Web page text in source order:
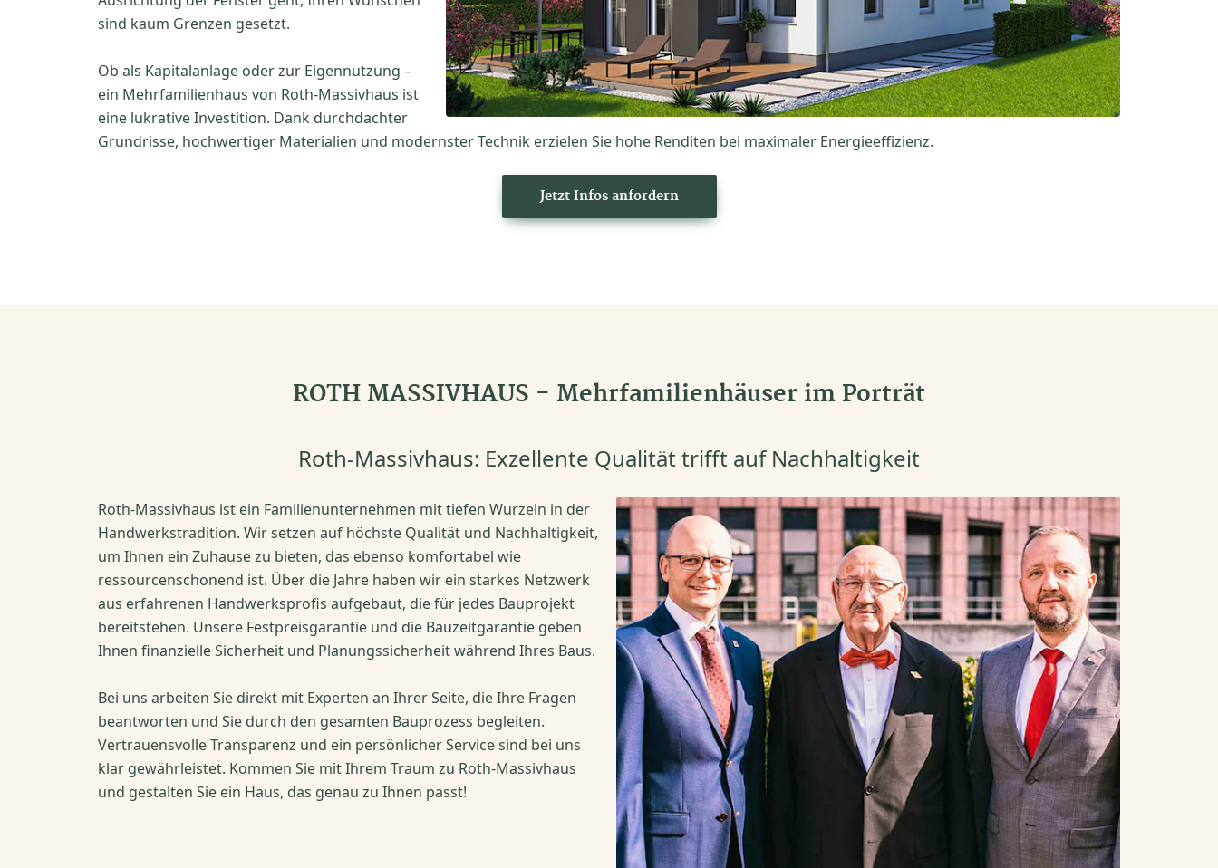
sind kaum Grenzen gesetzt.
Ob als Kapitalanlage oder zur Eigennutzung –
ein Mehrfamilienhaus von Roth-Massivhaus ist
eine lukrative Investition. Dank durchdachter
Grundrisse, hochwertiger Materialien und modernster Technik erzielen Sie hohe Renditen bei maximaler Energieeffizienz.
Jetzt Infos anfordern
ROTH MASSIVHAUS - Mehrfamilienhäuser im Porträt
Roth-Massivhaus: Exzellente Qualität trifft auf Nachhaltigkeit
Roth-Massivhaus ist ein Familienunternehmen mit tiefen Wurzeln in der
Handwerkstradition. Wir setzen auf höchste Qualität und Nachhaltigkeit,
um Ihnen ein Zuhause zu bieten, das ebenso komfortabel wie
ressourcenschonend ist. Über die Jahre haben wir ein starkes Netzwerk
aus erfahrenen Handwerksprofis aufgebaut, die für jedes Bauprojekt
bereitstehen. Unsere Festpreisgarantie und die Bauzeitgarantie geben
Ihnen finanzielle Sicherheit und Planungssicherheit während Ihres Baus.
Bei uns arbeiten Sie direkt mit Experten an Ihrer Seite, die Ihre Fragen
beantworten und Sie durch den gesamten Bauprozess begleiten.
Vertrauensvolle Transparenz und ein persönlicher Service sind bei uns
klar gewährleistet. Kommen Sie mit Ihrem Traum zu Roth-Massivhaus
und gestalten Sie ein Haus, das genau zu Ihnen passt!